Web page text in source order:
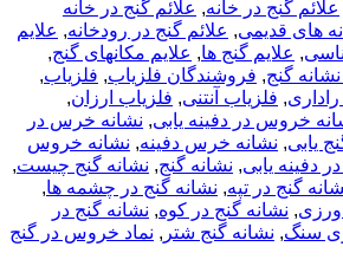
علائم گنج در خانه, علائم گنج در خانه
های قدیمی, علائم گنج در رودخانه, علایم
, علایم گنج ها, علایم مکانهای گنج,
گنج, فروشندگان فلزیاب, فلزیاب,
, فلزیاب آنتنی, فلزیاب ارزان,
خروس در دفينه يابى, نشانه خرس در
یابی, نشانه خرس دفینه, نشانه خروس
دفینه یابی, نشانه گنج, نشانه گنج چیست,
گنج در تپه, نشانه گنج در چشمه ها,
, نشانه گنج در کوه, نشانه گنج در
سنگ, نشانه گنج شتر , نماد خروس در گنج